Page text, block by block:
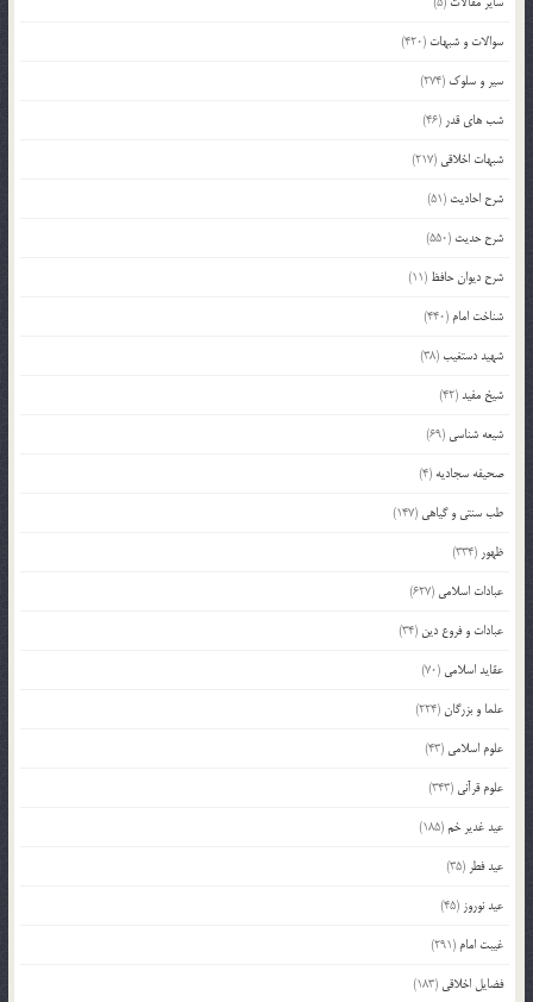
سوالات و شبهات (420)
سیر و سلوک (274)
شب های قدر (46)
شبهات اخلاقی (217)
شرح احادیث (51)
شرح حدیث (550)
شرح دیوان حافظ (11)
شناخت امام (440)
شهید دستغیب(38)
شیخ مفید(42)
شیعه شناسی (69)
صحیفه سجادیه (4)
طب سنتی و گیاهی (147)
ظهور (334)
عبادات اسلامی (627)
عبادات و فروع دین (34)
عقاید اسلامی (70)
علما و بزرگان(224)
علوم اسلامی (43)
علوم قرآنی (343)
عید غدیر خم(185)
عید فطر (35)
عید نوروز (45)
غیبت امام (291)
فضایل اخلاقی (183)